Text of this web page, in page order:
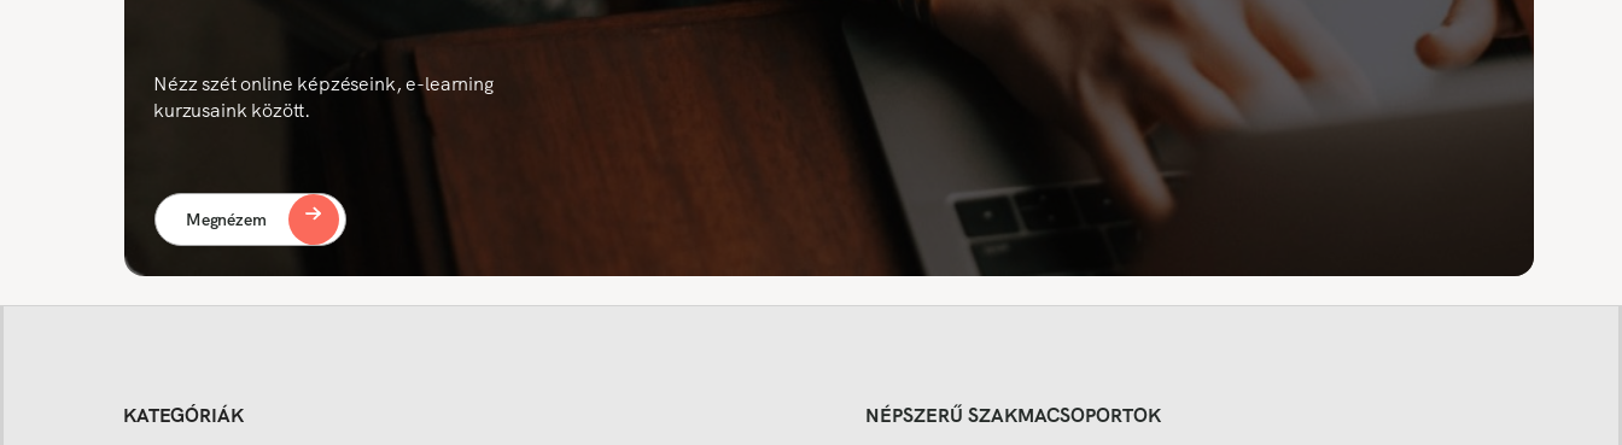
Nézz szét online képzéseink, e-learning
kurzusaink között.
Megnézem
KATEGÓRIÁK NÉPSZERŰ SZAKMACSOPORTOK